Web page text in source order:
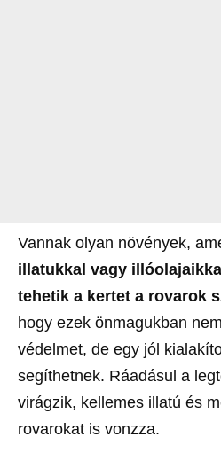
Vannak olyan növények,
illatukkal vagy
tehetik a kertet a rovarok
hogy ezek önmagukban
védelmet, de egy jól
segíthetnek. Ráadásul a
virágzik, kellemes illatú és
rovarokat is vonzza.